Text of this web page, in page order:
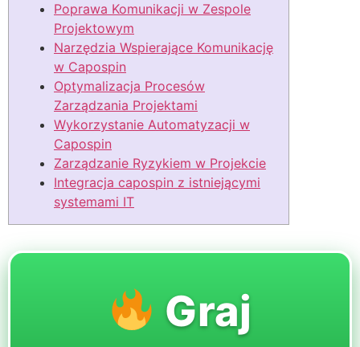
Poprawa Komunikacji w Zespole
Projektowym
Narzędzia Wspierające Komunikację
w Capospin
Optymalizacja Procesów
Zarządzania Projektami
Wykorzystanie Automatyzacji w
Capospin
Zarządzanie Ryzykiem w Projekcie
Integracja capospin z istniejącymi
systemami IT
Graj